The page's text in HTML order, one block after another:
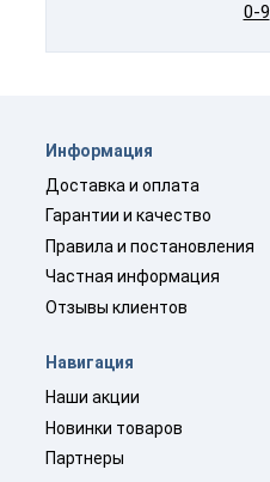
0-9
Информация
Доставка и оплата
Гарантии и качество
Правила и постановления
Частная информация
Отзывы клиентов
Навигация
Наши акции
Новинки товаров
Партнеры